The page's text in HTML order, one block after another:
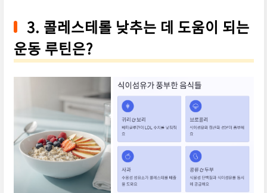
3. 콜레스테롤 낮추는 데 도움이 되는
운동 루틴은?